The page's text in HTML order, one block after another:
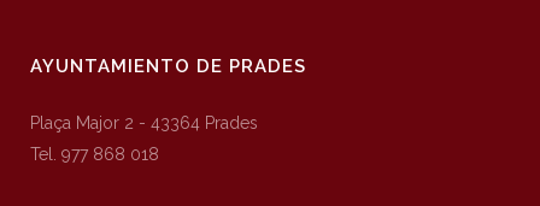
AYUNTAMIENTO DE PRADES
Plaça Major 2 - 43364 Prades
Tel. 977 868 018